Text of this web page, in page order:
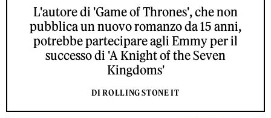
L'autore di 'Game of Thrones', che non
pubblica un nuovo romanzo da 15 anni,
potrebbe partecipare agli Emmy per il
successo di 'A Knight of the Seven
Kingdoms'
DI ROLLING STONE IT